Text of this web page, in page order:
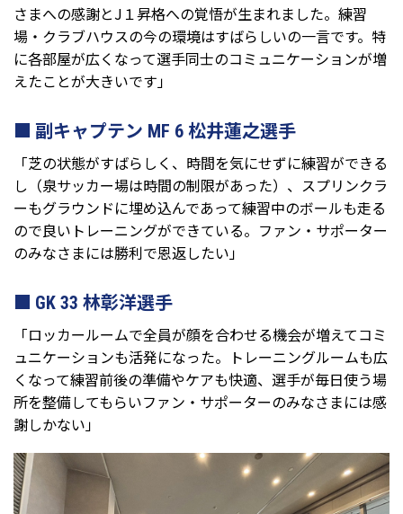
さまへの感謝とJ１昇格への覚悟が生まれました。練習
場・クラブハウスの今の環境はすばらしいの一言です。特
に各部屋が広くなって選手同士のコミュニケーションが増
えたことが大きいです」
副キャプテン MF 6 松井蓮之選手
「芝の状態がすばらしく、時間を気にせずに練習ができる
し（泉サッカー場は時間の制限があった）、スプリンクラ
ーもグラウンドに埋め込んであって練習中のボールも走る
ので良いトレーニングができている。ファン・サポーター
のみなさまには勝利で恩返したい」
GK 33 林彰洋選手
「ロッカールームで全員が顔を合わせる機会が増えてコミ
ュニケーションも活発になった。トレーニングルームも広
くなって練習前後の準備やケアも快適、選手が毎日使う場
所を整備してもらいファン・サポーターのみなさまには感
謝しかない」